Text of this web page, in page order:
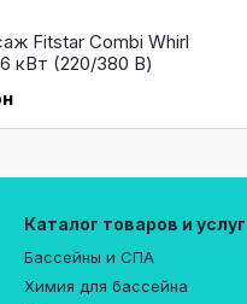
Fitstar Combi Whirl
кВт (220/380 В)
Каталог товаров и услуг
Бассейны и СПА
Химия для бассейна